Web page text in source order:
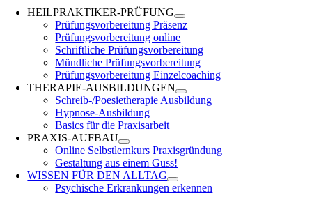
HEILPRAKTIKER-PRÜFUNG
Prüfungsvorbereitung Präsenz
Prüfungsvorbereitung online
Schriftliche Prüfungsvorbereitung
Mündliche Prüfungsvorbereitung
Prüfungsvorbereitung Einzelcoaching
THERAPIE-AUSBILDUNGEN
Schreib-/Poesietherapie Ausbildung
Hypnose-Ausbildung
Basics für die Praxisarbeit
PRAXIS-AUFBAU
Online Selbstlernkurs Praxisgründung
Gestaltung aus einem Guss!
WISSEN FÜR DEN ALLTAG
Psychische Erkrankungen erkennen